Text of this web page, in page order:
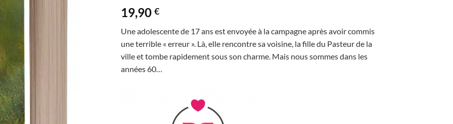
sur 5
basé sur
notations
client
19,90 €
Une adolescente de 17 ans est envoyée à la campagne après avoir commis
une terrible « erreur ». Là, elle rencontre sa voisine, la fille du Pasteur de la
ville et tombe rapidement sous son charme. Mais nous sommes dans les
années 60…